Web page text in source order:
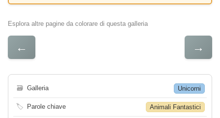
Esplora altre pagine da colorare di questa galleria
← →
🗃 Galleria Unicorni
🏷 Parole chiave Animali Fantastici